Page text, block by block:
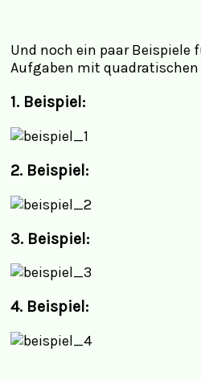
Und noch ein paar Beispiele
Aufgaben mit quadratischen
1. Beispiel:
2. Beispiel:
3. Beispiel:
4. Beispiel: